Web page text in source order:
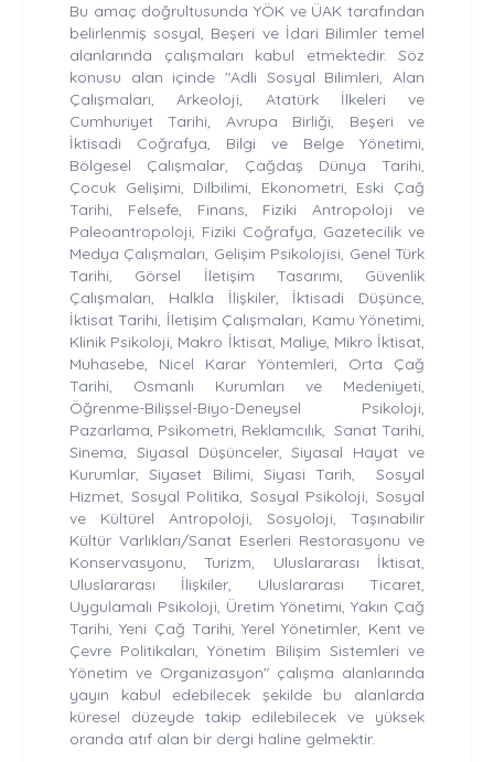
Bu amaç doğrultusunda YÖK ve ÜAK tarafından
belirlenmiş sosyal, Beşeri ve İdari Bilimler temel
alanlarında çalışmaları kabul etmektedir. Söz
konusu alan içinde "Adli Sosyal Bilimleri, Alan
Çalışmaları, Arkeoloji, Atatürk İlkeleri ve
Cumhuriyet Tarihi, Avrupa Birliği, Beşeri ve
İktisadi Coğrafya, Bilgi ve Belge Yönetimi,
Bölgesel Çalışmalar, Çağdaş Dünya Tarihi,
Çocuk Gelişimi, Dilbilimi, Ekonometri, Eski Çağ
Tarihi, Felsefe, Finans, Fiziki Antropoloji ve
Paleoantropoloji, Fiziki Coğrafya, Gazetecilik ve
Medya Çalışmaları, Gelişim Psikolojisi, Genel Türk
Tarihi, Görsel İletişim Tasarımı, Güvenlik
Çalışmaları, Halkla İlişkiler, İktisadi Düşünce,
İktisat Tarihi, İletişim Çalışmaları, Kamu Yönetimi,
Klinik Psikoloji, Makro İktisat, Maliye, Mikro İktisat,
Muhasebe, Nicel Karar Yöntemleri, Orta Çağ
Tarihi, Osmanlı Kurumları ve Medeniyeti,
Öğrenme-Bilişsel-Biyo-Deneysel Psikoloji,
Pazarlama, Psikometri, Reklamcılık, Sanat Tarihi,
Sinema, Siyasal Düşünceler, Siyasal Hayat ve
Kurumlar, Siyaset Bilimi, Siyasi Tarih, Sosyal
Hizmet, Sosyal Politika, Sosyal Psikoloji, Sosyal
ve Kültürel Antropoloji, Sosyoloji, Taşınabilir
Kültür Varlıkları/Sanat Eserleri Restorasyonu ve
Konservasyonu, Turizm, Uluslararası İktisat,
Uluslararası İlişkiler, Uluslararası Ticaret,
Uygulamalı Psikoloji, Üretim Yönetimi, Yakın Çağ
Tarihi, Yeni Çağ Tarihi, Yerel Yönetimler, Kent ve
Çevre Politikaları, Yönetim Bilişim Sistemleri ve
Yönetim ve Organizasyon" çalışma alanlarında
yayın kabul edebilecek şekilde bu alanlarda
küresel düzeyde takip edilebilecek ve yüksek
oranda atıf alan bir dergi haline gelmektir.